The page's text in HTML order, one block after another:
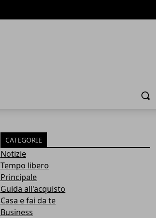
Cerca
CATEGORIE
Notizie
Tempo libero
Principale
Guida all'acquisto
Casa e fai da te
Business